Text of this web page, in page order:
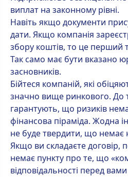
виплат на законному рівні.
Навіть якщо документи
дати. Якщо компанія
збору коштів, то це перший
Так само має бути вказано
засновників.
Бійтеся компаній, які
значно вище ринкового. До
гарантують, що ризиків
фінансова піраміда. Жодна
не буде твердити, що немає
Якщо ви складаєте договір,
немає пункту про те, що
відповідальності перед